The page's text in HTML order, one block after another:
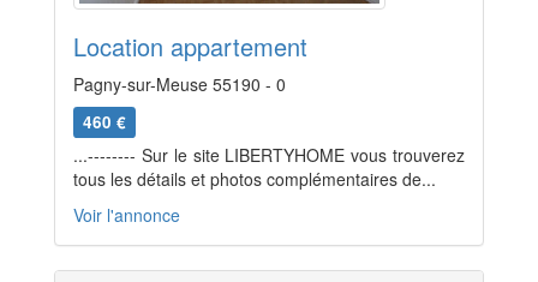
Location appartement
Pagny-sur-Meuse 55190 - 0
460 €
...-------- Sur le site LIBERTYHOME vous trouverez
tous les détails et photos complémentaires de...
Voir l'annonce